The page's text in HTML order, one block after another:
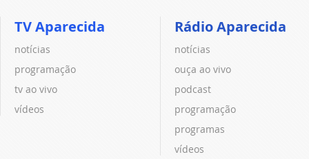
TV Aparecida
notícias
programação
tv ao vivo
vídeos
Rádio Aparecida
notícias
ouça ao vivo
podcast
programação
programas
vídeos